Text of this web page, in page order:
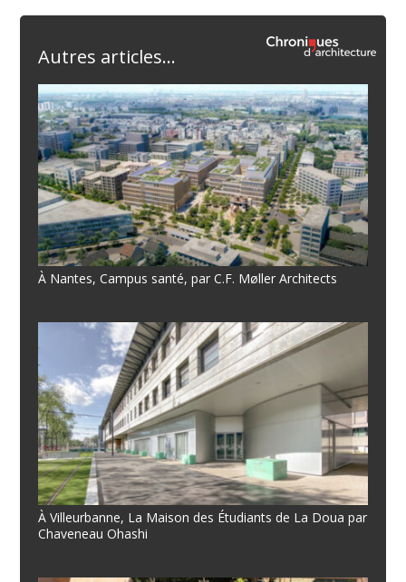
Autres articles...
À Nantes, Campus santé, par C.F. Møller Architects
À Villeurbanne, La Maison des Étudiants de La Doua par
Chaveneau Ohashi